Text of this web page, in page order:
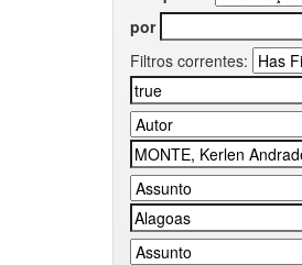
por
Filtros correntes: